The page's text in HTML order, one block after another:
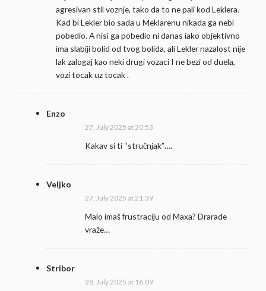
agresivan stil voznje, tako da to ne pali kod Leklera.
Kad bi Lekler bio sada u Meklarenu nikada ga nebi
pobedio. A nisi ga pobedio ni danas iako objektivno
ima slabiji bolid od tvog bolida, ali Lekler nazalost nije
lak zalogaj kao neki drugi vozaci I ne bezi od duela,
vozi tocak uz tocak .
Enzo
27, July 2025 at 20:53
Kakav si ti “stručnjak”….
Veljko
27, July 2025 at 21:39
Malo imaš frustraciju od Maxa? Drarade
vraže…
Stribor
28, July 2025 at 16:09